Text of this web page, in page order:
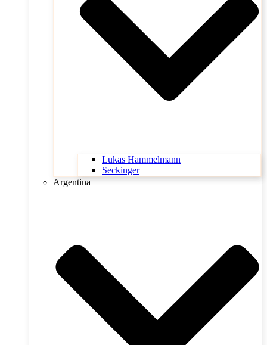
Lukas Hammelmann
Seckinger
Argentina